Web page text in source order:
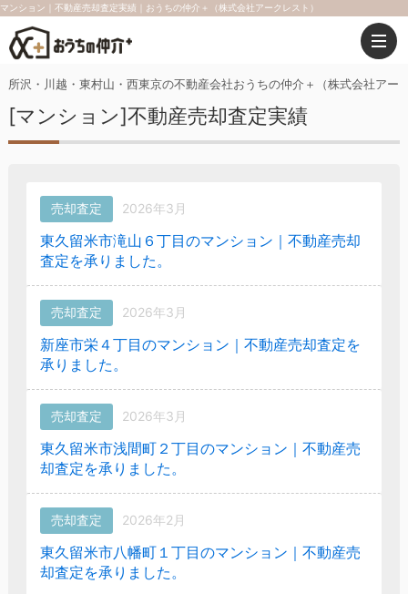
マンション｜不動産売却査定実績｜おうちの仲介＋（株式会社アークレスト）
所沢・川越・東村山・西東京の不動産会社おうちの仲介＋（株式会社アー
[マンション]不動産売却査定実績
売却査定 2026年3月
東久留米市滝山６丁目のマンション｜不動産売却
査定を承りました。
売却査定 2026年3月
新座市栄４丁目のマンション｜不動産売却査定を
承りました。
売却査定 2026年3月
東久留米市浅間町２丁目のマンション｜不動産売
却査定を承りました。
売却査定 2026年2月
東久留米市八幡町１丁目のマンション｜不動産売
却査定を承りました。